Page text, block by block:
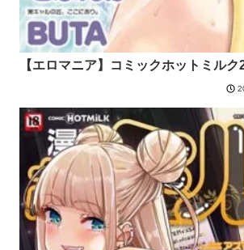
【エロマニア】コミックホットミル